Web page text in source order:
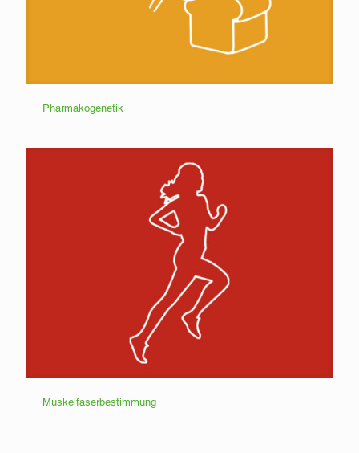
Pharmakogenetik
Muskelfaserbestimmung
Muskelfaserbestimmung